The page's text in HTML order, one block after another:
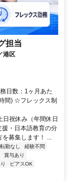
担当
港区
日数：1ヶ月あた
間) ☆フレックス制
日祝休み（年間休日
援・日本語教育の分
募集します！ ...
転勤なし
経験不問
賞与あり
ピアスOK